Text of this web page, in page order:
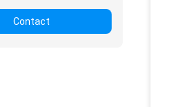
Contact